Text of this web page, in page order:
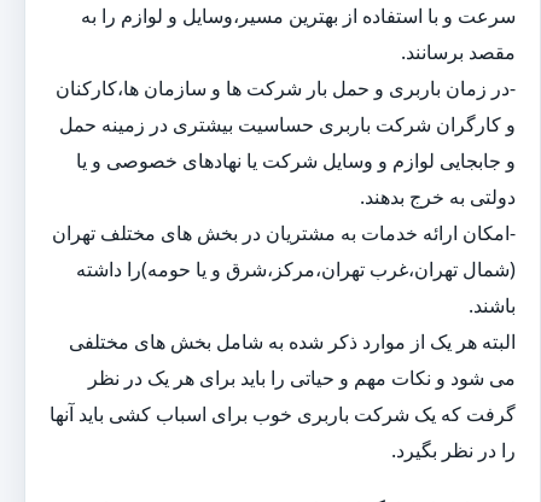
سرعت و با استفاده از بهترین مسیر،وسایل و لوازم را به
مقصد برسانند.
-در زمان باربری و حمل بار شرکت ها و سازمان ها،کارکنان
و کارگران شرکت باربری حساسیت بیشتری در زمینه حمل
و جابجایی لوازم و وسایل شرکت یا نهادهای خصوصی و یا
دولتی به خرج بدهند.
-امکان ارائه خدمات به مشتریان در بخش های مختلف تهران
(شمال تهران،غرب تهران،مرکز،شرق و یا حومه)را داشته
باشند.
البته هر یک از موارد ذکر شده به شامل بخش های مختلفی
می شود و نکات مهم و حیاتی را باید برای هر یک در نظر
گرفت که یک شرکت باربری خوب برای اسباب کشی باید آنها
را در نظر بگیرد.